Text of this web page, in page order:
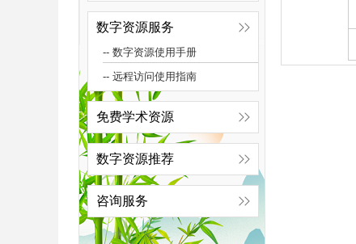
数字资源服务
-- 数字资源使用手册
-- 远程访问使用指南
免费学术资源
数字资源推荐
咨询服务